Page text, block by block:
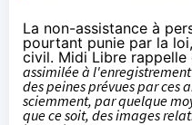
La non-assistance à
pourtant punie par la loi
civil. Midi Libre rappelle
assimilée à
des peines prévues par ces
sciemment, par quelque
que ce soit, des images